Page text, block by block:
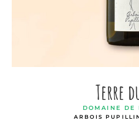
Terre
DOMAINE DE
ARBOIS